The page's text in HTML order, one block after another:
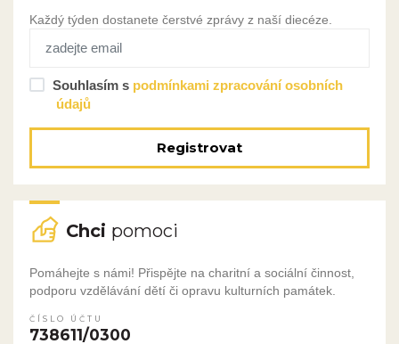
Každý týden dostanete čerstvé zprávy z naší diecéze.
Souhlasím s podmínkami zpracování osobních
údajů
Registrovat
Chci pomoci
Pomáhejte s námi! Přispějte na charitní a sociální činnost,
podporu vzdělávání dětí či opravu kulturních památek.
ČÍSLO ÚČTU
738611/0300